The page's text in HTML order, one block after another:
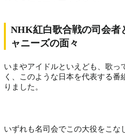
NHK紅白歌合戦の司会者
ャニーズの面々
いまやアイドルといえども、歌っ
く、このような日本を代表する番
りました。
いずれも名司会でこの大役をこな